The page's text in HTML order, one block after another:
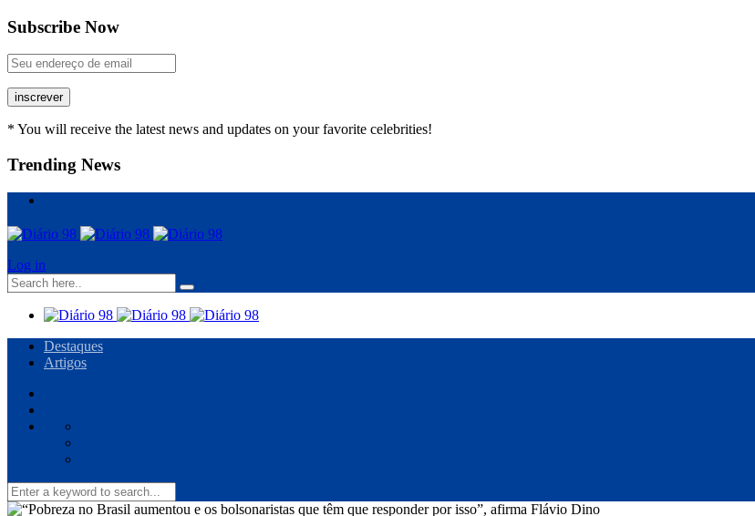
Subscribe Now
inscrever
* You will receive the latest news and updates on your favorite celebrities!
Trending News
Log in
Destaques
Artigos